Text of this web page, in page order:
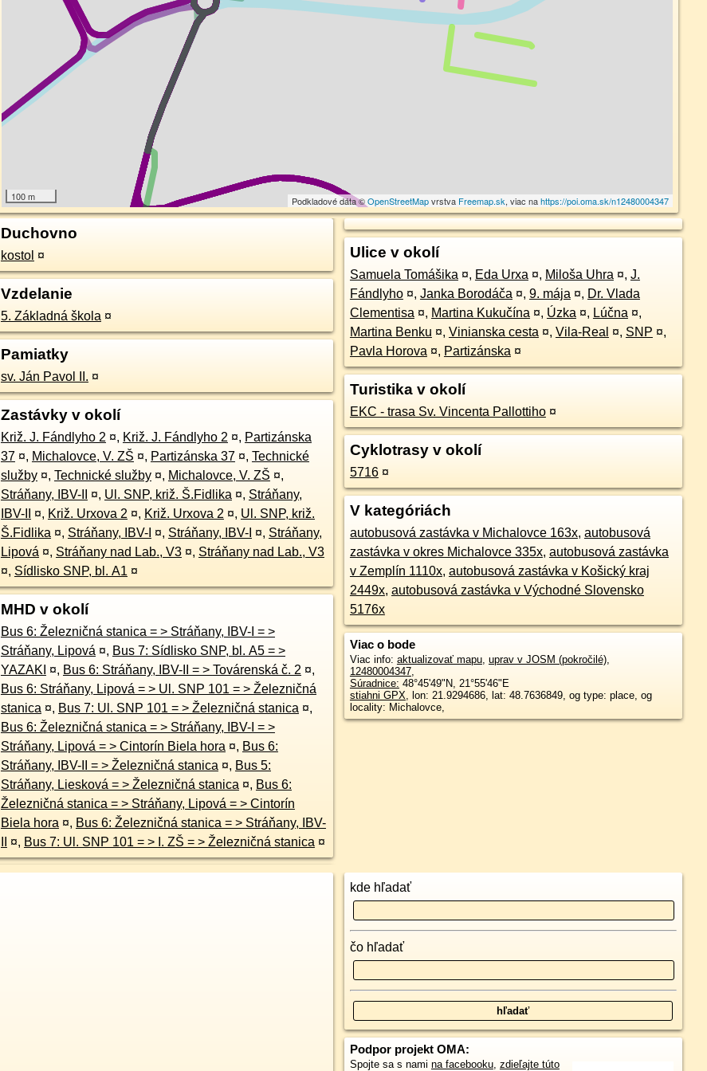
100 m Podkladové dáta ©OpenStreetMapvrstva Freemap.sk, viac nahttps://poi.oma.sk/n12480004347
Duchovno
kostol ¤
Vzdelanie
5. Základná škola ¤
Pamiatky
sv. Ján Pavol II. ¤
Zastávky v okolí
Križ. J. Fándlyho 2 ¤, Križ. J. Fándlyho 2 ¤, Partizánska
37 ¤, Michalovce, V. ZŠ ¤, Partizánska 37 ¤, Technické
služby ¤, Technické služby ¤, Michalovce, V. ZŠ ¤,
Stráňany, IBV-II
¤, Ul. SNP, križ. Š.Fidlika ¤, Stráňany,
IBV-II
¤, Križ. Urxova 2 ¤, Križ. Urxova 2 ¤, Ul. SNP, križ.
Š.Fidlika ¤, Stráňany, IBV-I ¤, Stráňany, IBV-I ¤, Stráňany,
Lipová ¤, Stráňany nad Lab., V3 ¤, Stráňany nad Lab., V3
¤, Sídlisko SNP, bl. A1 ¤
MHD v okolí
Bus 6: Železničná stanica = > Stráňany, IBV-I = >
Stráňany, Lipová ¤, Bus 7: Sídlisko SNP, bl. A5 = >
YAZAKI ¤, Bus 6: Stráňany, IBV-II = > Továrenská č. 2 ¤,
Bus 6: Stráňany, Lipová = > Ul. SNP 101 = > Železničná
stanica ¤, Bus 7: Ul. SNP 101 = > Železničná stanica ¤,
Bus 6: Železničná stanica = > Stráňany, IBV-I = >
Stráňany, Lipová = > Cintorín Biela hora ¤, Bus 6:
Stráňany, IBV-II = > Železničná stanica ¤, Bus 5:
Stráňany, Liesková = > Železničná stanica ¤, Bus 6:
Železničná stanica = > Stráňany, Lipová = > Cintorín
Biela hora ¤, Bus 6: Železničná stanica = > Stráňany, IBV-
¤, Bus 7: Ul. SNP 101 = > I. ZŠ = > Železničná stanica ¤
Ulice v okolí
Samuela Tomášika ¤, Eda Urxa ¤, Miloša Uhra ¤, J.
Fándlyho ¤, Janka Borodáča ¤, 9. mája ¤, Dr. Vlada
Clementisa ¤, Martina Kukučína ¤, Úzka ¤, Lúčna ¤,
Martina Benku ¤, Vinianska cesta ¤, Vila-Real ¤, SNP ¤,
Pavla Horova ¤, Partizánska ¤
Turistika v okolí
EKC - trasa Sv. Vincenta Pallottiho ¤
Cyklotrasy v okolí
5716 ¤
V kategóriách
autobusová zastávka v Michalovce 163x, autobusová
zastávka v okres Michalovce 335x, autobusová zastávka
v Zemplín 1110x, autobusová zastávka v Košický kraj
2449x, autobusová zastávka v Východné Slovensko
5176x
Viac o bode
Viac info: aktualizovať mapu, uprav v JOSM (pokročilé),
12480004347,
Súradnice: 48°45'49"N, 21°55'46"E
stiahni GPX, lon: 21.9294686, lat: 48.7636849, og type: place, og
locality: Michalovce,
kde hľadať
čo hľadať
Podpor projekt OMA:
Spojte sa s nami na facebooku, zdieľajte túto